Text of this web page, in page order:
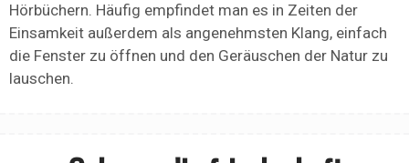
Hörbüchern. Häufig empfindet man es in Zeiten der
Einsamkeit außerdem als angenehmsten Klang, einfach
die Fenster zu öffnen und den Geräuschen der Natur zu
lauschen.